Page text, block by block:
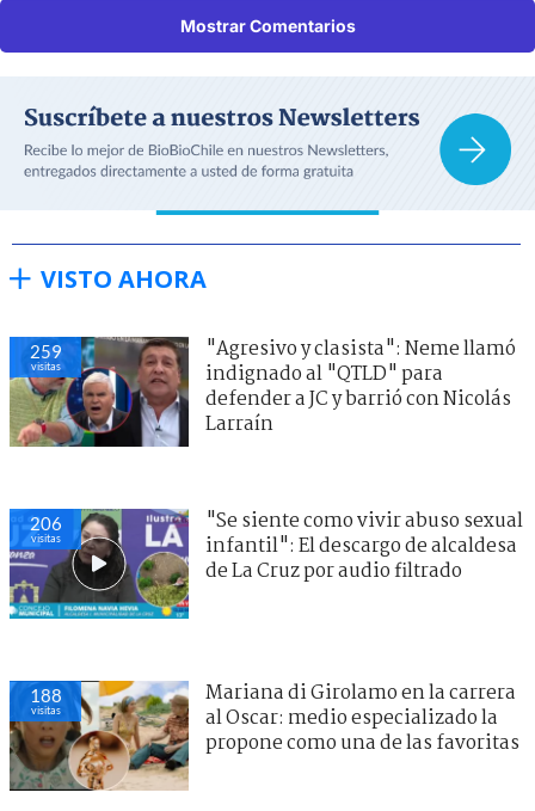
Mostrar Comentarios
VISTO AHORA
259
visitas
"Agresivo y clasista": Neme llamó
indignado al "QTLD" para
defender a JC y barrió con Nicolás
Larraín
206
visitas
"Se siente como vivir abuso sexual
infantil": El descargo de alcaldesa
de La Cruz por audio filtrado
188
visitas
Mariana di Girolamo en la carrera
al Oscar: medio especializado la
propone como una de las favoritas